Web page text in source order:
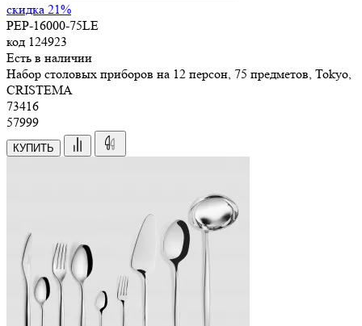
скидка 21%
PEP-16000-75LE
код 124923
Есть в наличии
Набор столовых приборов на 12 персон, 75 предметов, Tokyo,
CRISTEMA
73416
57999
КУПИТЬ